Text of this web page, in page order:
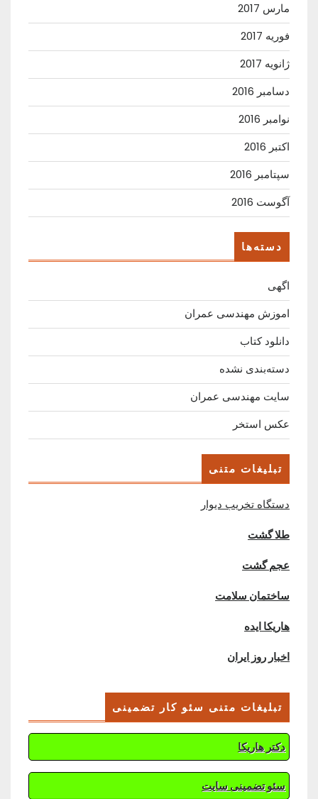
مارس 2017
فوریه 2017
ژانویه 2017
دسامبر 2016
نوامبر 2016
اکتبر 2016
سپتامبر 2016
آگوست 2016
دسته‌ها
اگهی
اموزش مهندسی عمران
دانلود کتاب
دسته‌بندی نشده
سایت مهندسی عمران
عکس استخر
تبلیغات متنی
دستگاه تخریب دیوار
طلا گشت
عجم گشت
ساختمان سلامت
هاریکا ایده
اخبار روز ایران
تبلیغات متنی سئو کار تضمینی
دکتر هاریکا
سئو تضمینی سایت